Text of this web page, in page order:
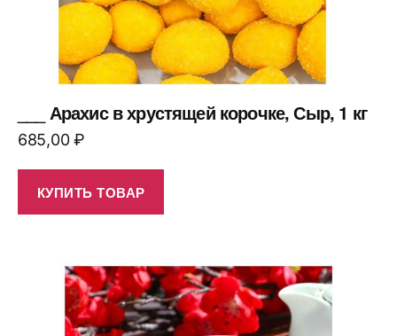
___ Арахис в хрустящей корочке, Сыр, 1 кг
685,00₽
КУПИТЬ ТОВАР